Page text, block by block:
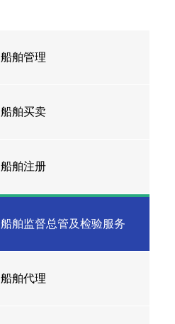
船舶管理
船舶买卖
船舶注册
船舶监督总管及检验服务
船舶代理